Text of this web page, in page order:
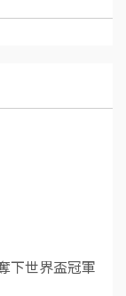
下世界盃冠軍